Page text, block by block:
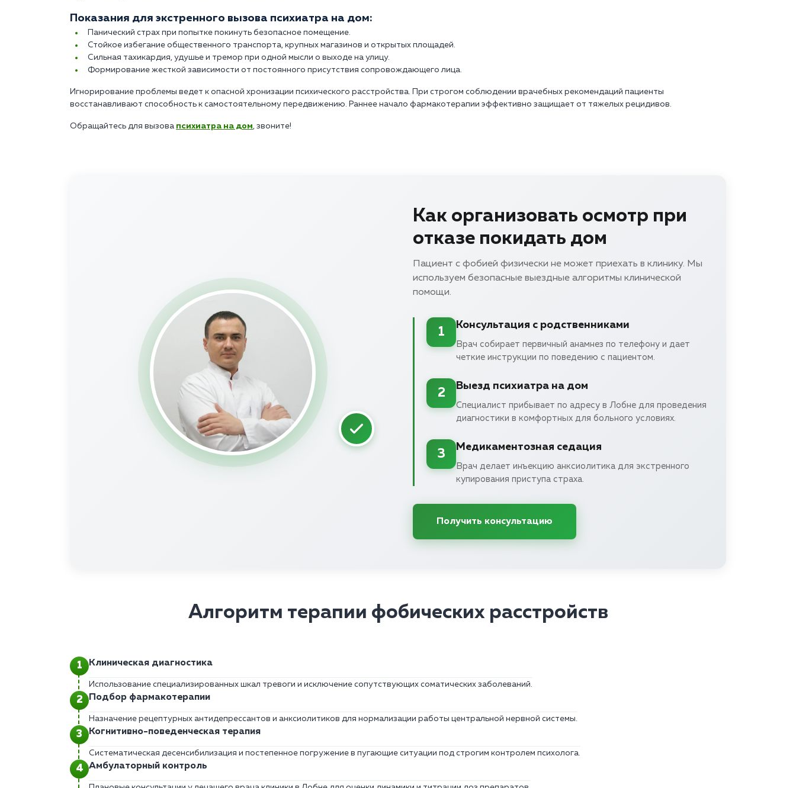
Показания для экстренного вызова психиатра на дом:
Панический страх при попытке покинуть безопасное помещение.
Стойкое избегание общественного транспорта, крупных магазинов и открытых площадей.
Сильная тахикардия, удушье и тремор при одной мысли о выходе на улицу.
Формирование жесткой зависимости от постоянного присутствия сопровождающего лица.
Игнорирование проблемы ведет к опасной хронизации психического расстройства. При строгом соблюдении врачебных рекомендаций пациенты
восстанавливают способность к самостоятельному передвижению. Раннее начало фармакотерапии эффективно защищает от тяжелых рецидивов.
Обращайтесь для вызова психиатра на дом, звоните!
Как организовать осмотр при
отказе покидать дом
Пациент с фобией физически не может приехать в клинику. Мы
используем безопасные выездные алгоритмы клинической
помощи.
1
Консультация с родственниками
Врач собирает первичный анамнез по телефону и дает
четкие инструкции по поведению с пациентом.
2
Выезд психиатра на дом
Специалист прибывает по адресу в Лобне для проведения
диагностики в комфортных для больного условиях.
3
Медикаментозная седация
Врач делает инъекцию анксиолитика для экстренного
купирования приступа страха.
Получить консультацию
Алгоритм терапии фобических расстройств
Клиническая диагностика
Использование специализированных шкал тревоги и исключение сопутствующих соматических заболеваний.
Подбор фармакотерапии
Назначение рецептурных антидепрессантов и анксиолитиков для нормализации работы центральной нервной системы.
Когнитивно-поведенческая терапия
Систематическая десенсибилизация и постепенное погружение в пугающие ситуации под строгим контролем психолога.
Амбулаторный контроль